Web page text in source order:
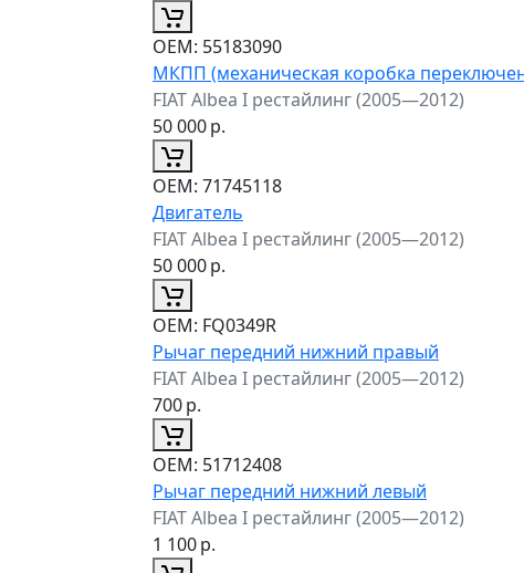
ОЕМ: 55183090
МКПП (механическая коробка
FIAT Albea I рестайлинг (2005—2012)
50 000р.
ОЕМ: 71745118
Двигатель
FIAT Albea I рестайлинг (2005—2012)
50 000р.
ОЕМ: FQ0349R
Рычаг передний нижний правый
FIAT Albea I рестайлинг (2005—2012)
700р.
ОЕМ: 51712408
Рычаг передний нижний левый
FIAT Albea I рестайлинг (2005—2012)
1 100р.